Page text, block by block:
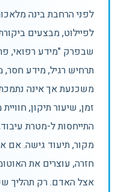
לפני הרחבת בינה
לפיילוט, מבצעים
שבפרק "מידע רפואי,
תרחיש רגיל, מידע
משכנעת אך אינה
זמן, שיעור תיקון,
התייחסות ל-מטרת
מקור, תיעוד גישה. אם
חזרה, עוצרים את
אצל האדם. רק תהליך